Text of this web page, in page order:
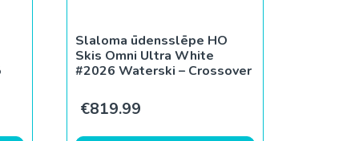
was: €1,149.99.
price is: €789.99.
Slaloma ūdensslēpe HO
Skis Omni Ultra White
#2026 Waterski – Crossover
€819.99